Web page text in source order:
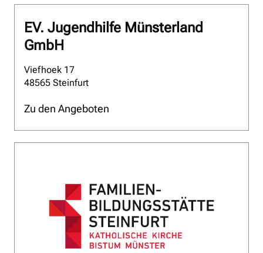
EV. Jugendhilfe Münsterland
GmbH
Viefhoek 17
48565 Steinfurt
Zu den Angeboten